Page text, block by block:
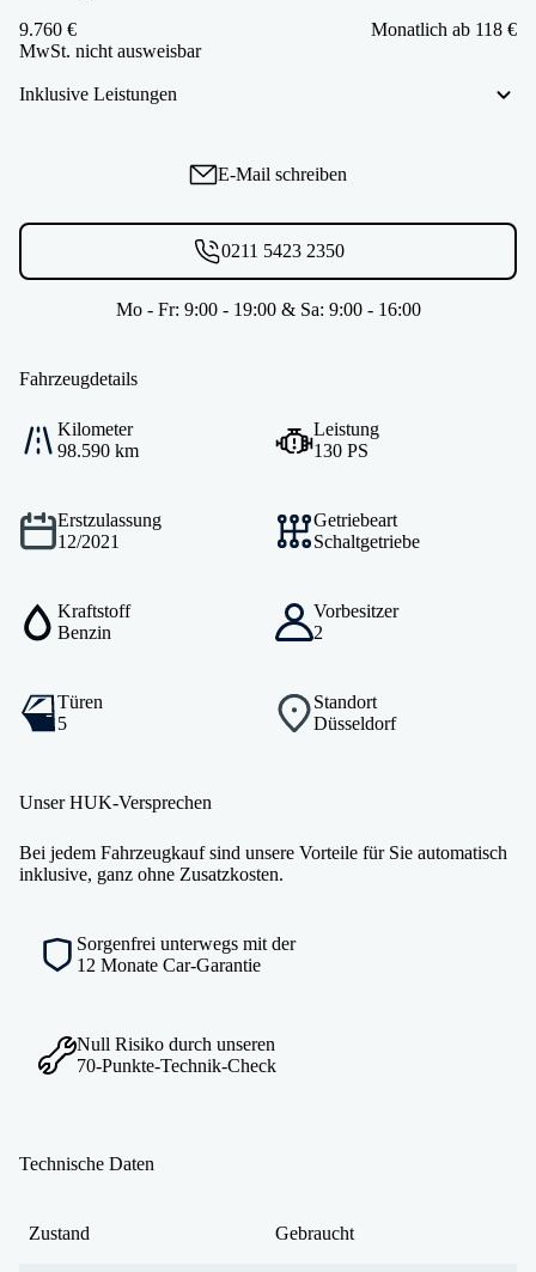
9.760 €
MwSt. nicht ausweisbar
Monatlich ab 118 €
Inklusive Leistungen
E-Mail schreiben
0211 5423 2350
Mo - Fr: 9:00 - 19:00 & Sa: 9:00 - 16:00
Fahrzeugdetails
Kilometer
98.590 km
Leistung
130 PS
Erstzulassung
12/2021
Getriebeart
Schaltgetriebe
Kraftstoff
Benzin
Vorbesitzer
2
Türen
5
Standort
Düsseldorf
Unser HUK-Versprechen
Bei jedem Fahrzeugkauf sind unsere Vorteile für Sie automatisch
inklusive, ganz ohne Zusatzkosten.
Sorgenfrei unterwegs mit der
12 Monate Car-Garantie
Null Risiko durch unseren
70-Punkte-Technik-Check
Technische Daten
Zustand Gebraucht